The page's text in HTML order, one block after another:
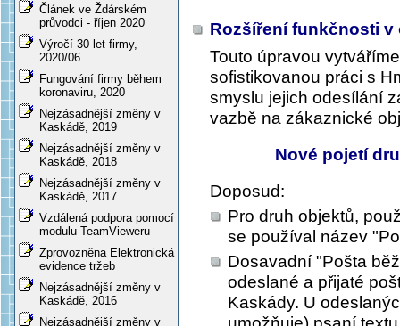
Článek ve Ždárském
průvodci - říjen 2020
Výročí 30 let firmy,
2020/06
Fungování firmy během
koronaviru, 2020
Nejzásadnější změny v
Kaskádě, 2019
Nejzásadnější změny v
Kaskádě, 2018
Nejzásadnější změny v
Kaskádě, 2017
Vzdálená podpora pomocí
modulu TeamVieweru
Zprovozněna Elektronická
evidence tržeb
Nejzásadnější změny v
Kaskádě, 2016
Nejzásadnější změny v
Rozšíření funkčnosti
Touto úpravou
sofistikovanou práci s
smyslu jejich odesílání
vazbě na zákaznické
Nové pojetí
Doposud:
Pro druh objektů,
se používal název
Dosavadní "Pošta
odeslané a přijaté
Kaskády. U